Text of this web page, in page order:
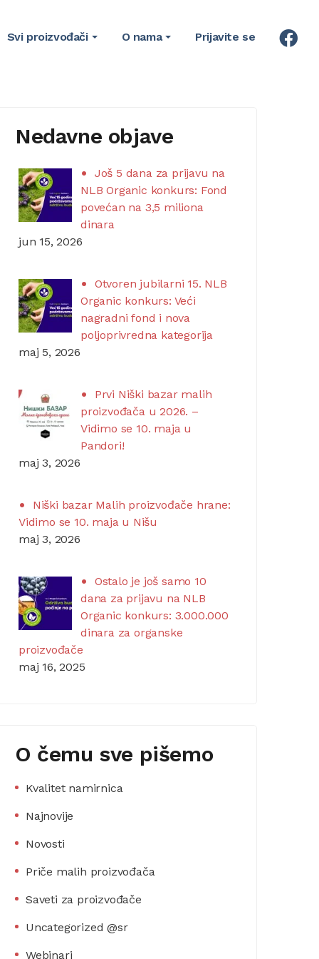
Svi proizvođači O nama Prijavite se
Nedavne objave
Još 5 dana za prijavu na
NLB Organic konkurs: Fond
povećan na 3,5 miliona
dinara
jun 15, 2026
Otvoren jubilarni 15. NLB
Organic konkurs: Veći
nagradni fond i nova
poljoprivredna kategorija
maj 5, 2026
Prvi Niški bazar malih
proizvođača u 2026. –
Vidimo se 10. maja u
Pandori!
maj 3, 2026
Niški bazar Malih proizvođače hrane:
Vidimo se 10. maja u Nišu
maj 3, 2026
Ostalo je još samo 10
dana za prijavu na NLB
Organic konkurs: 3.000.000
dinara za organske
proizvođače
maj 16, 2025
O čemu sve pišemo
Kvalitet namirnica
Najnovije
Novosti
Priče malih proizvođača
Saveti za proizvođače
Uncategorized @sr
Webinari